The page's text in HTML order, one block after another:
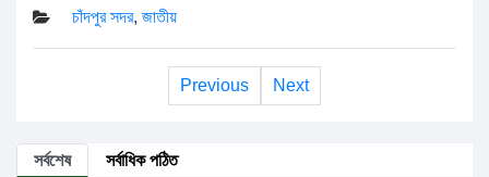
চাঁদপুর সদর, জাতীয়
Previous Next
সর্বশেষ সর্বাধিক পঠিত